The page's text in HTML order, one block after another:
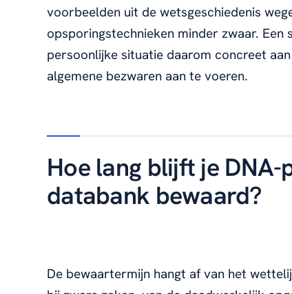
voorbeelden uit de wetsgeschiedenis
opsporingstechnieken minder zwaar.
persoonlijke situatie daarom concreet
algemene bezwaren aan te voeren.
Hoe lang blijft je
databank bewaard?
De bewaartermijn hangt af van het